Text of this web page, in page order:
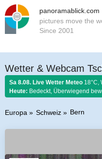
panoramablick.com
pictures move the
Since 2001
Wetter & Webcam
Sa 8.08. Live Wetter Meteo 18°C,
Heute: Bedeckt, Überwiegend
Europa Schweiz Bern